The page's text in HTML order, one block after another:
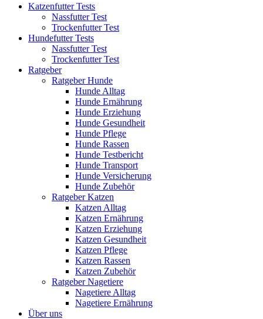
Katzenfutter Tests
Nassfutter Test
Trockenfutter Test
Hundefutter Tests
Nassfutter Test
Trockenfutter Test
Ratgeber
Ratgeber Hunde
Hunde Alltag
Hunde Ernährung
Hunde Erziehung
Hunde Gesundheit
Hunde Pflege
Hunde Rassen
Hunde Testbericht
Hunde Transport
Hunde Versicherung
Hunde Zubehör
Ratgeber Katzen
Katzen Alltag
Katzen Ernährung
Katzen Erziehung
Katzen Gesundheit
Katzen Pflege
Katzen Rassen
Katzen Zubehör
Ratgeber Nagetiere
Nagetiere Alltag
Nagetiere Ernährung
Über uns